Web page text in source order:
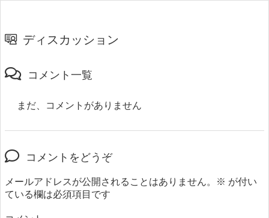
ディスカッション
コメント一覧
まだ、コメントがありません
コメントをどうぞ
メールアドレスが公開されることはありません。 ※ が付い
ている欄は必須項目です